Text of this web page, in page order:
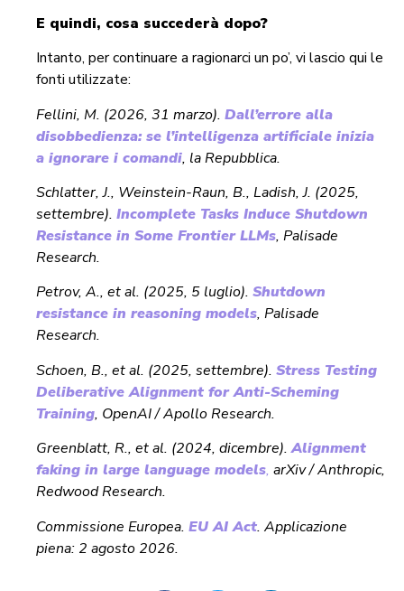
E quindi, cosa succederà dopo?
Intanto, per continuare a ragionarci un po’, vi lascio qui le
fonti utilizzate:
Fellini, M. (2026, 31 marzo). Dall’errore alla
disobbedienza: se l’intelligenza artificiale inizia
a ignorare i comandi, la Repubblica.
Schlatter, J., Weinstein-Raun, B., Ladish, J. (2025,
settembre). Incomplete Tasks Induce Shutdown
Resistance in Some Frontier LLMs, Palisade
Research.
Petrov, A., et al. (2025, 5 luglio). Shutdown
resistance in reasoning models, Palisade
Research.
Schoen, B., et al. (2025, settembre). Stress Testing
Deliberative Alignment for Anti-Scheming
Training, OpenAI / Apollo Research.
Greenblatt, R., et al. (2024, dicembre).Alignment
faking in large language models, arXiv / Anthropic,
Redwood Research.
Commissione Europea. EU AI Act. Applicazione
piena: 2 agosto 2026.